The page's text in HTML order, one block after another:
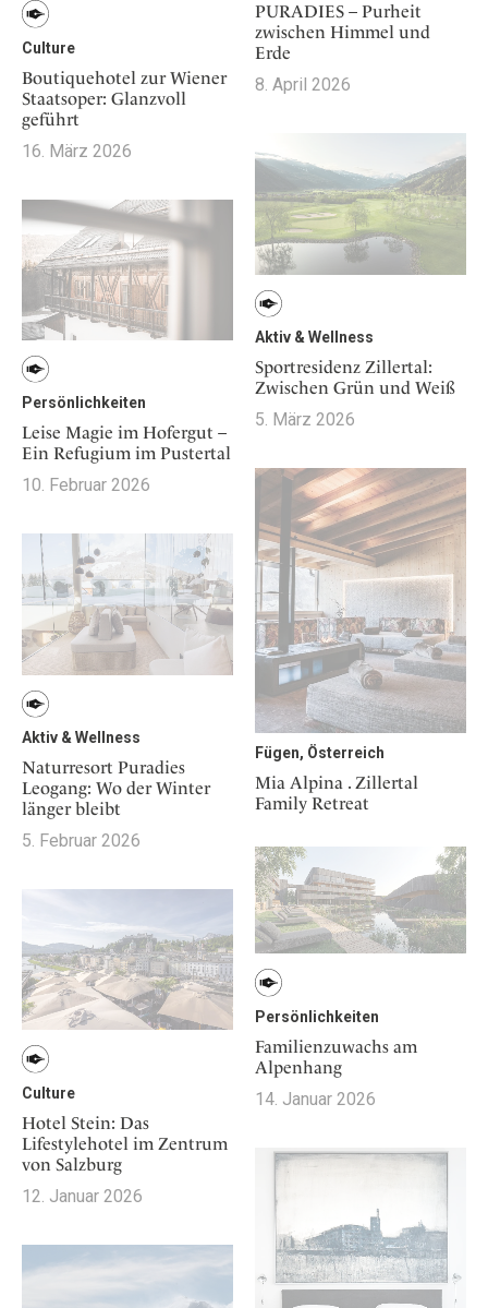
PURADIES – Purheit
zwischen Himmel und
Erde
8. April 2026
Culture
Boutiquehotel zur Wiener
Staatsoper: Glanzvoll
geführt
16. März 2026
Aktiv & Wellness
Sportresidenz Zillertal:
Zwischen Grün und Weiß
5. März 2026
Persönlichkeiten
Leise Magie im Hofergut –
Ein Refugium im Pustertal
10. Februar 2026
Fügen, Österreich
Mia Alpina . Zillertal
Family Retreat
Aktiv & Wellness
Naturresort Puradies
Leogang: Wo der Winter
länger bleibt
5. Februar 2026
Persönlichkeiten
Familienzuwachs am
Alpenhang
14. Januar 2026
Culture
Hotel Stein: Das
Lifestylehotel im Zentrum
von Salzburg
12. Januar 2026